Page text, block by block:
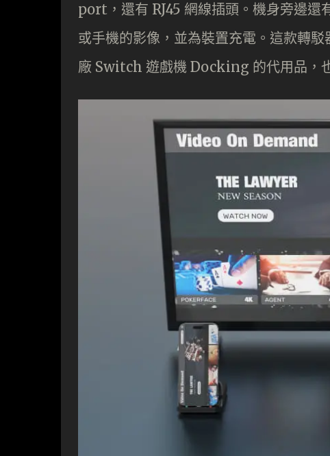
port，還有 RJ45 網線插頭。機身旁邊
或手機的影像，並為裝置充電。這款轉
廠 Switch 遊戲機 Docking 的代用品，